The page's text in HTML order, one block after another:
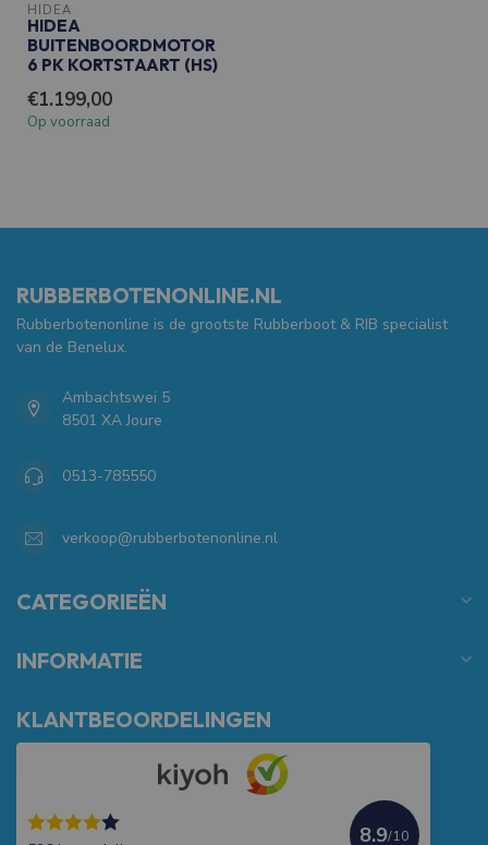
HIDEA
HIDEA
BUITENBOORDMOTOR
6 PK KORTSTAART (HS)
€1.199,00
Op voorraad
RUBBERBOTENONLINE.NL
Rubberbotenonline is de grootste Rubberboot & RIB specialist
van de Benelux.
Ambachtswei 5
8501 XA Joure
0513-785550
verkoop@rubberbotenonline.nl
CATEGORIEËN
INFORMATIE
KLANTBEOORDELINGEN
8.9/10